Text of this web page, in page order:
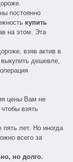
постоянно
купить
на этом. Эта
взяв актив в
выкупить дешевле,
цены Вам не
взять
лет. Но иногда
всего за
но долго.